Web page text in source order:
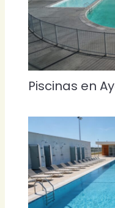
Piscinas en